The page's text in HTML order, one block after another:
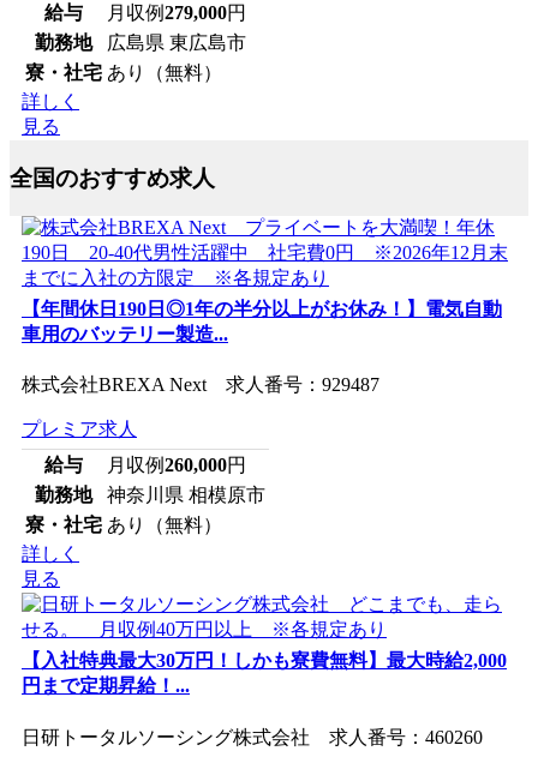
給与
月収例279,000円
勤務地
広島県 東広島市
寮・社宅 あり（無料）
詳しく
見る
全国のおすすめ求人
【年間休日190日◎1年の半分以上がお休み！】電気自動
車用のバッテリー製造...
株式会社BREXA Next 求人番号：929487
プレミア求人
給与
月収例260,000円
勤務地
神奈川県 相模原市
寮・社宅 あり（無料）
詳しく
見る
【入社特典最大30万円！しかも寮費無料】最大時給2,000
円まで定期昇給！...
日研トータルソーシング株式会社 求人番号：460260